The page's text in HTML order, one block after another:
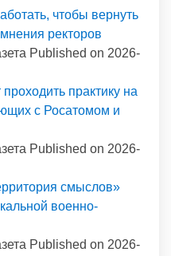
чтобы вернуть
ректоров
Published on 2026-
практику на
с Росатомом и
Published on 2026-
смыслов»
военно-
Published on 2026-